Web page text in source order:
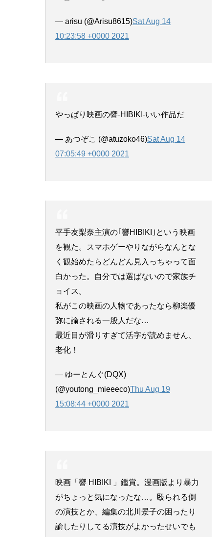
— arisu (@Arisu8615)Sat Aug 14
10:23:58 +0000 2021
やっぱり映画の響-HIBIKI-いい作品だ
— あつぞこ (@atuzoko46)Sat Aug 14
07:05:49 +0000 2021
平手友梨奈主演の｢響HIBIKI｣という映画
を観た。スマホゲーやりながらなんとな
く観始めたらどんどん見入っちゃって面
白かった。自分では選ばないので家族チ
ョイス。
私がこの映画の人物であったなら柳楽優
弥に諭される一般人だな…
最近目が滑りすぎて活字が読めません、
老化！
— ゆーとんぐ(DQX)
(@youtong_mieeeco)Thu Aug 19
15:08:44 +0000 2021
映画「響 HIBIKI 」鑑賞。漫画版より暴力
がちょっと気になったな…。殴られる側
の演技とか、編集の北川景子の困ったり
諭したりしてる演技がよかったせいでも